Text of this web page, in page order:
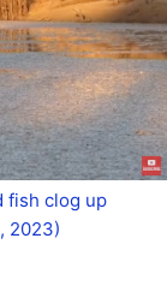
fish clog up
2023)